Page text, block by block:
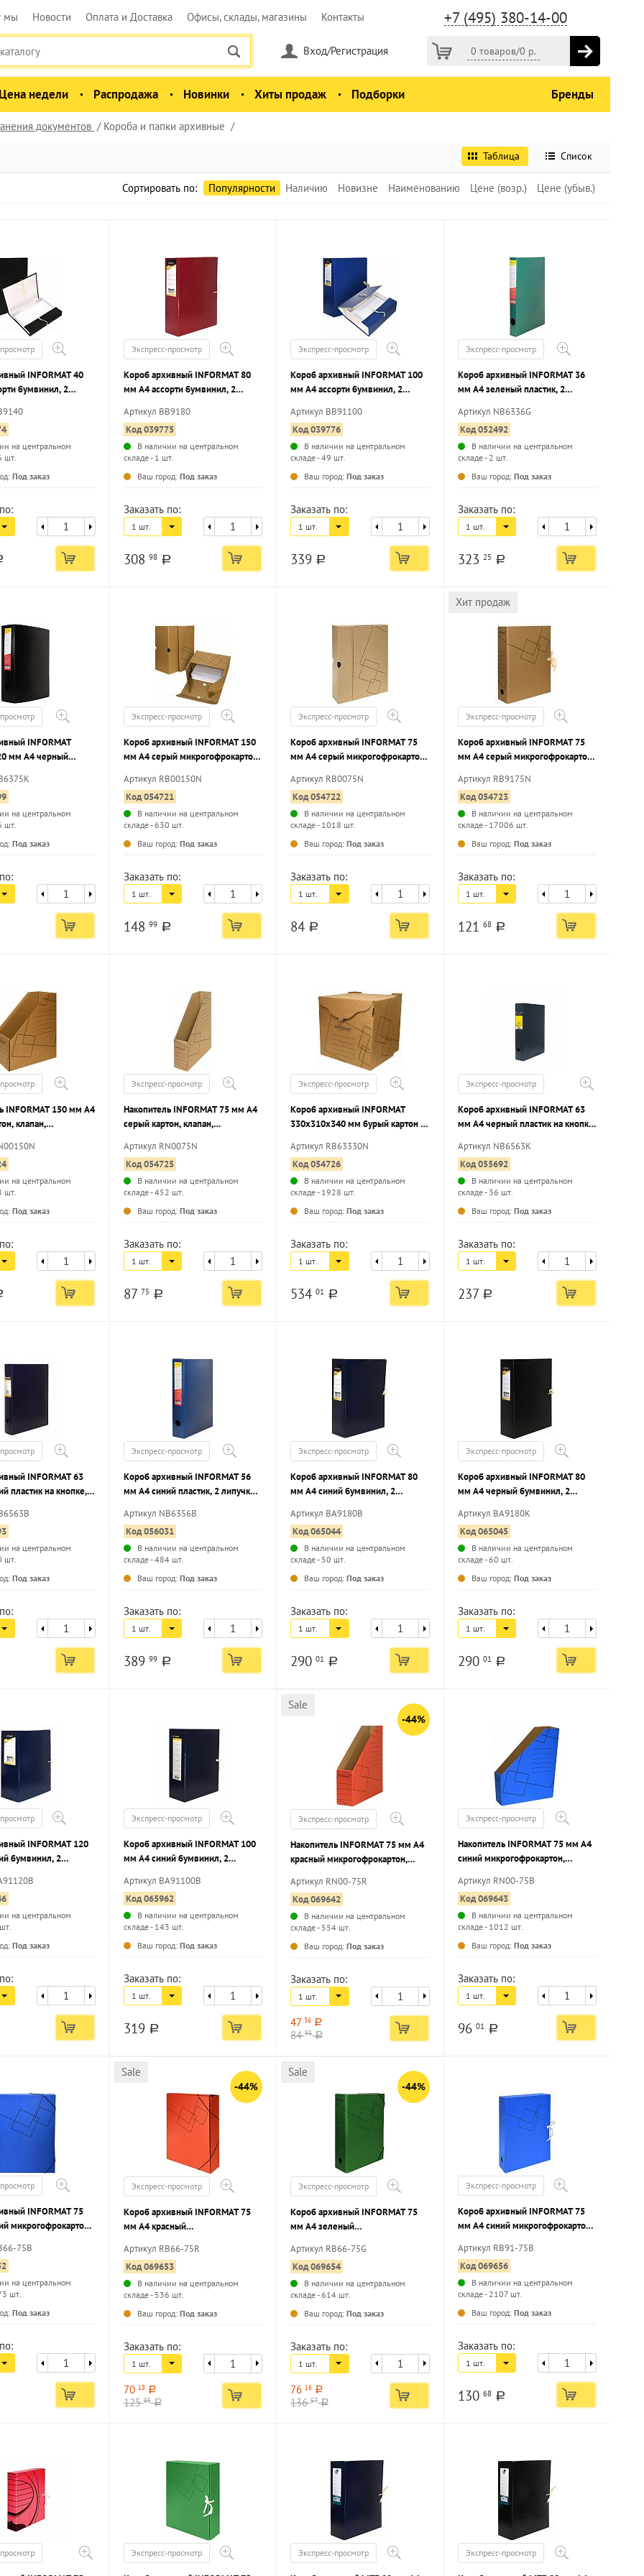
+7 (495) 380-14-00
мы Новости Оплата и Доставка Офисы, склады, магазины Контакты
0 товаров/0 р.
Вход/Регистрация
Цена недели Распродажа Новинки Хиты продаж Подборки Бренды
документов Короба и папки архивные
Таблица Список
Сортировать по: Популярности Наличию Новизне Наименованию Цене (возр.) Цене (убыв.)
INFORMAT 40
бумвинил, 2
на центральном
шт.
Под заказ
Экспресс-просмотр
Короб архивный INFORMAT 80
мм А4 ассорти бумвинил, 2
листов собранный
Артикул ВВ9180
Код 039775
В наличии на центральном
складе - 1 шт.
Ваш город: Под заказ
Заказать по:
1 шт.
308 98 a
Экспресс-просмотр
Короб архивный INFORMAT 100
мм А4 ассорти бумвинил, 2
листов собранный
Артикул ВВ91100
Код 039776
В наличии на центральном
складе - 49 шт.
Ваш город: Под заказ
Заказать по:
1 шт.
339 a
Экспресс-просмотр
Короб архивный INFORMAT 36
мм А4 зеленый пластик, 2
листов собранный
Артикул NB6336G
Код 052492
В наличии на центральном
складе - 2 шт.
Ваш город: Под заказ
Заказать по:
1 шт.
323 25 a
INFORMAT
мм А4 черный
до 750 листов
на центральном
шт.
Под заказ
Экспресс-просмотр
Короб архивный INFORMAT 150
мм А4 серый микрогофрокартон
листов разобранный
Артикул RB00150N
Код 054721
В наличии на центральном
складе - 630 шт.
Ваш город: Под заказ
Заказать по:
1 шт.
148 99 a
Экспресс-просмотр
Короб архивный INFORMAT 75
мм А4 серый микрогофрокартон
листов разобранный
Артикул RB0075N
Код 054722
В наличии на центральном
складе - 1018 шт.
Ваш город: Под заказ
Заказать по:
1 шт.
84 a
Хит продаж
Экспресс-просмотр
Короб архивный INFORMAT 75
мм А4 серый микрогофрокартон,
листов разобранный
Артикул RB9175N
Код 054723
В наличии на центральном
складе - 17006 шт.
Ваш город: Под заказ
Заказать по:
1 шт.
121 68 a
INFORMAT 150 мм А4
клапан,
на центральном
шт.
Под заказ
Экспресс-просмотр
Накопитель INFORMAT 75 мм А4
серый картон, клапан,
разобранный
Артикул RN0075N
Код 054725
В наличии на центральном
складе - 452 шт.
Ваш город: Под заказ
Заказать по:
1 шт.
87 75 a
Экспресс-просмотр
Короб архивный INFORMAT
330x310x340 мм бурый картон с
папок разобранный
Артикул RB63330N
Код 054726
В наличии на центральном
складе - 1928 шт.
Ваш город: Под заказ
Заказать по:
1 шт.
534 01 a
Экспресс-просмотр
Короб архивный INFORMAT 63
мм А4 черный пластик на кнопке,
собранный
Артикул NB6563K
Код 055692
В наличии на центральном
складе - 36 шт.
Ваш город: Под заказ
Заказать по:
1 шт.
237 a
INFORMAT 63
пластик на кнопке,
на центральном
шт.
Под заказ
Экспресс-просмотр
Короб архивный INFORMAT 56
мм А4 синий пластик, 2 липучки,
собранный
Артикул NB6356B
Код 056031
В наличии на центральном
складе - 484 шт.
Ваш город: Под заказ
Заказать по:
1 шт.
389 99 a
Экспресс-просмотр
Короб архивный INFORMAT 80
мм А4 синий бумвинил, 2
листов разобранный
Артикул ВА9180В
Код 065044
В наличии на центральном
складе - 50 шт.
Ваш город: Под заказ
Заказать по:
1 шт.
290 01 a
Экспресс-просмотр
Короб архивный INFORMAT 80
мм А4 черный бумвинил, 2
листов разобранный
Артикул ВА9180К
Код 065045
В наличии на центральном
складе - 60 шт.
Ваш город: Под заказ
Заказать по:
1 шт.
290 01 a
INFORMAT 120
бумвинил, 2
на центральном
Под заказ
Экспресс-просмотр
Короб архивный INFORMAT 100
мм А4 синий бумвинил, 2
листов разобранный
Артикул ВА91100В
Код 065962
В наличии на центральном
складе - 143 шт.
Ваш город: Под заказ
Заказать по:
1 шт.
319 a
Sale
-44%
Экспресс-просмотр
Накопитель INFORMAT 75 мм А4
красный микрогофрокартон,
листов собранный
Артикул RN00-75R
Код 069642
В наличии на центральном
складе - 554 шт.
Ваш город: Под заказ
Заказать по:
1 шт.
47 36 a
8493 a
Экспресс-просмотр
Накопитель INFORMAT 75 мм А4
синий микрогофрокартон,
листов собранный
Артикул RN00-75B
Код 069643
В наличии на центральном
складе - 1012 шт.
Ваш город: Под заказ
Заказать по:
1 шт.
96 01 a
INFORMAT 75
микрогофрокартон,
75B
на центральном
шт.
Под заказ
Sale
-44%
Экспресс-просмотр
Короб архивный INFORMAT 75
мм А4 красный
вместимость до 700 листов
разобранный
Артикул RB66-75R
Код 069653
В наличии на центральном
складе - 536 шт.
Ваш город: Под заказ
Заказать по:
1 шт.
70 18 a
12585 a
Sale
-44%
Экспресс-просмотр
Короб архивный INFORMAT 75
мм А4 зеленый
вместимость до 700 листов
разобранный
Артикул RB66-75G
Код 069654
В наличии на центральном
складе - 614 шт.
Ваш город: Под заказ
Заказать по:
1 шт.
76 16 a
13657 a
Экспресс-просмотр
Короб архивный INFORMAT 75
мм А4 синий микрогофрокартон,
листов разобранный
Артикул RB91-75B
Код 069656
В наличии на центральном
складе - 2107 шт.
Ваш город: Под заказ
Заказать по:
1 шт.
130 68 a
Экспресс-просмотр Экспресс-просмотр Экспресс-просмотр